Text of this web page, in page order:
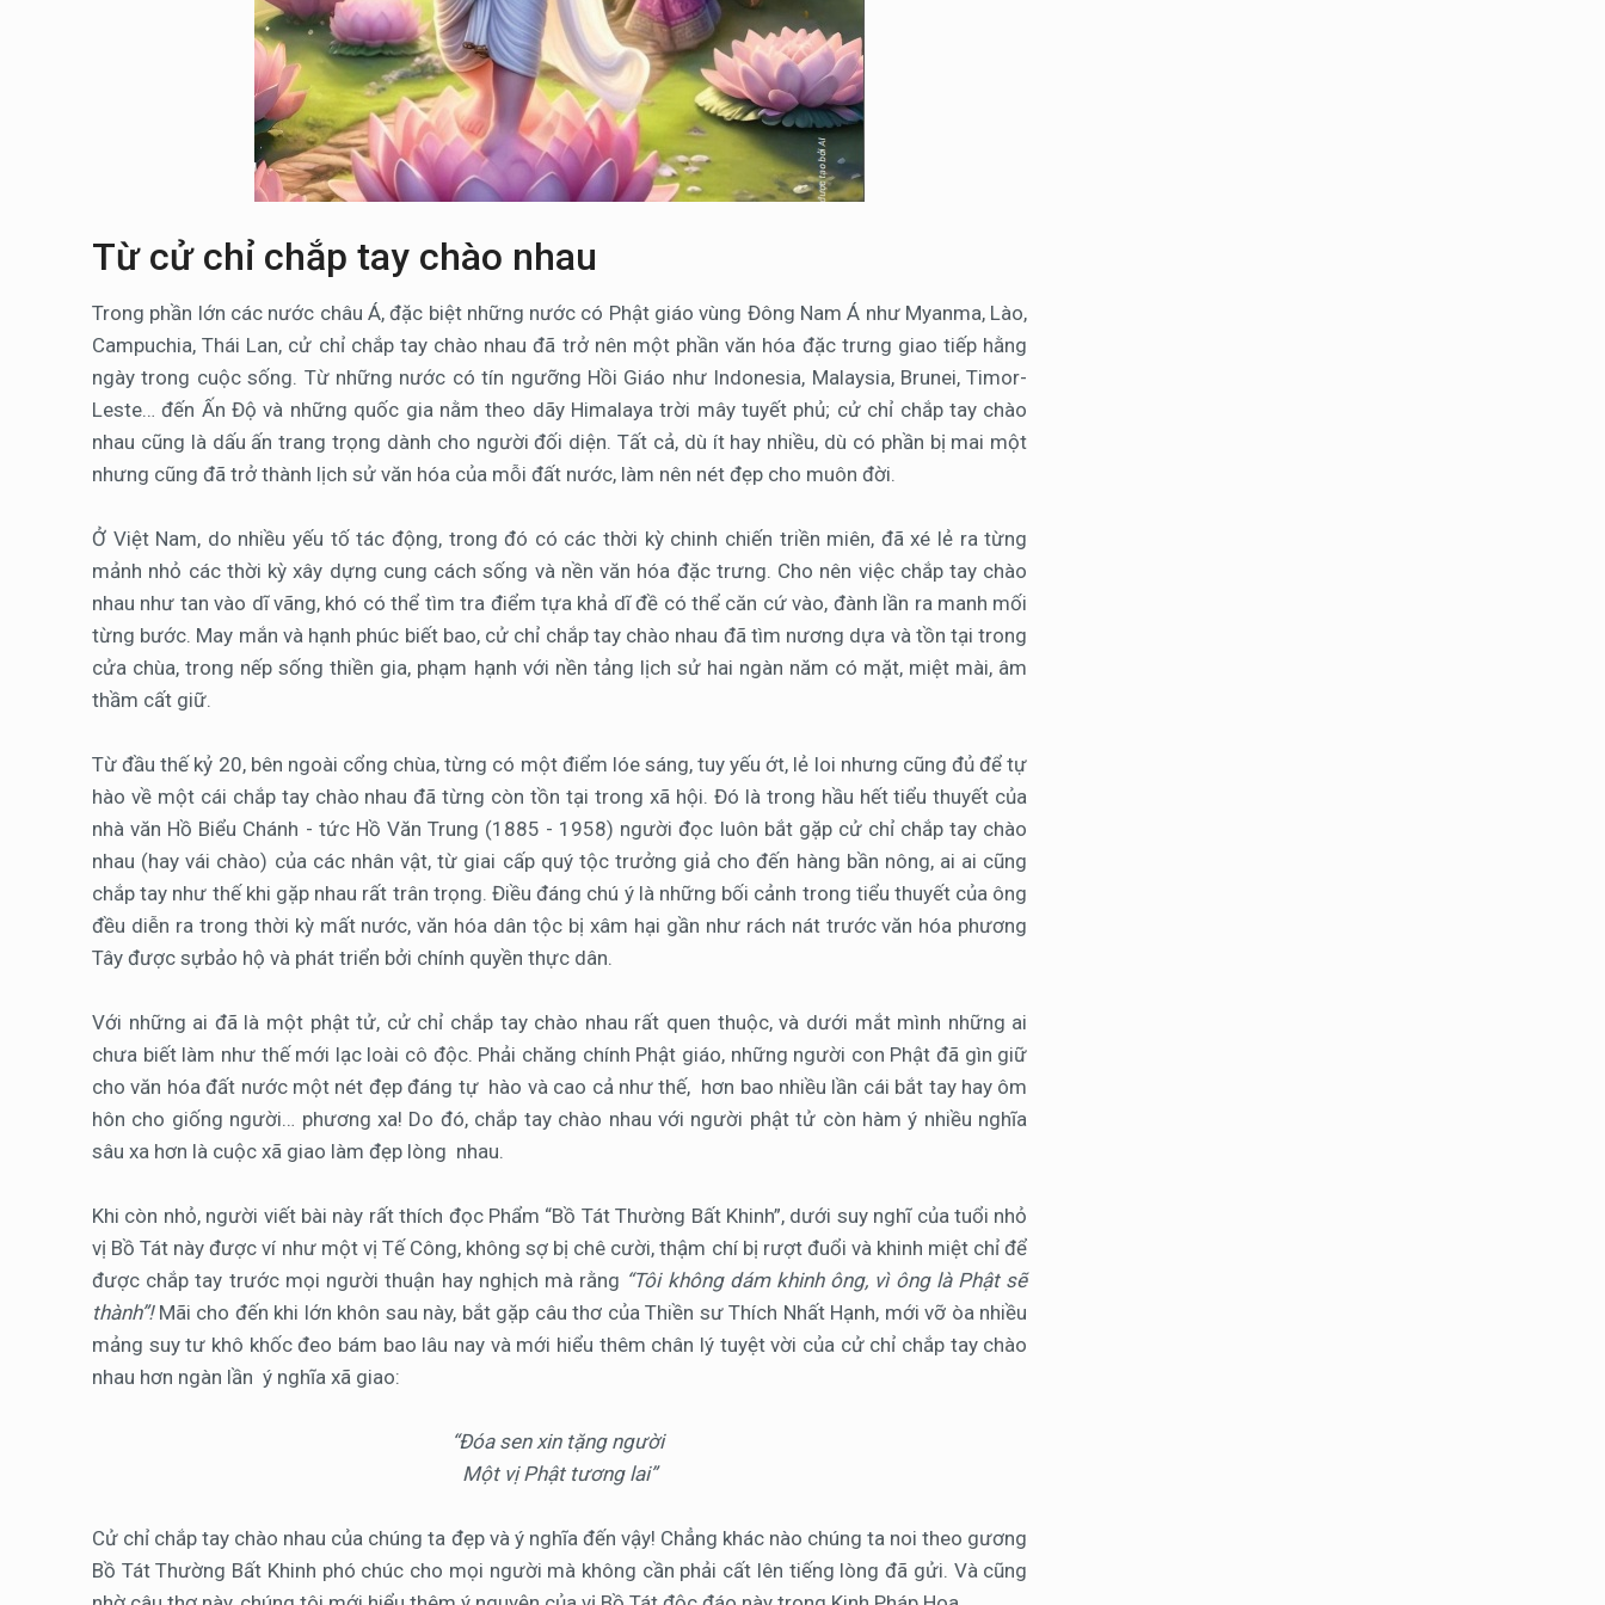
Từ cử chỉ chắp tay chào nhau
Trong phần lớn các nước châu Á, đặc biệt những nước có Phật giáo vùng Đông Nam Á như Myanma, Lào,
Campuchia, Thái Lan, cử chỉ chắp tay chào nhau đã trở nên một phần văn hóa đặc trưng giao tiếp hằng
ngày trong cuộc sống. Từ những nước có tín ngưỡng Hồi Giáo như Indonesia, Malaysia, Brunei, Timor-
Leste… đến Ấn Độ và những quốc gia nằm theo dãy Himalaya trời mây tuyết phủ; cử chỉ chắp tay chào
nhau cũng là dấu ấn trang trọng dành cho người đối diện. Tất cả, dù ít hay nhiều, dù có phần bị mai một
nhưng cũng đã trở thành lịch sử văn hóa của mỗi đất nước, làm nên nét đẹp cho muôn đời.
Ở Việt Nam, do nhiều yếu tố tác động, trong đó có các thời kỳ chinh chiến triền miên, đã xé lẻ ra từng
mảnh nhỏ các thời kỳ xây dựng cung cách sống và nền văn hóa đặc trưng. Cho nên việc chắp tay chào
nhau như tan vào dĩ vãng, khó có thể tìm tra điểm tựa khả dĩ đề có thể căn cứ vào, đành lần ra manh mối
từng bước. May mắn và hạnh phúc biết bao, cử chỉ chắp tay chào nhau đã tìm nương dựa và tồn tại trong
cửa chùa, trong nếp sống thiền gia, phạm hạnh với nền tảng lịch sử hai ngàn năm có mặt, miệt mài, âm
thầm cất giữ.
Từ đầu thế kỷ 20, bên ngoài cổng chùa, từng có một điểm lóe sáng, tuy yếu ớt, lẻ loi nhưng cũng đủ để tự
hào về một cái chắp tay chào nhau đã từng còn tồn tại trong xã hội. Đó là trong hầu hết tiểu thuyết của
nhà văn Hồ Biểu Chánh - tức Hồ Văn Trung (1885 - 1958) người đọc luôn bắt gặp cử chỉ chắp tay chào
nhau (hay vái chào) của các nhân vật, từ giai cấp quý tộc trưởng giả cho đến hàng bần nông, ai ai cũng
chắp tay như thế khi gặp nhau rất trân trọng. Điều đáng chú ý là những bối cảnh trong tiểu thuyết của ông
đều diễn ra trong thời kỳ mất nước, văn hóa dân tộc bị xâm hại gần như rách nát trước văn hóa phương
Tây được sựbảo hộ và phát triển bởi chính quyền thực dân.
Với những ai đã là một phật tử, cử chỉ chắp tay chào nhau rất quen thuộc, và dưới mắt mình những ai
chưa biết làm như thế mới lạc loài cô độc. Phải chăng chính Phật giáo, những người con Phật đã gìn giữ
cho văn hóa đất nước một nét đẹp đáng tự hào và cao cả như thế, hơn bao nhiều lần cái bắt tay hay ôm
hôn cho giống người… phương xa! Do đó, chắp tay chào nhau với người phật tử còn hàm ý nhiều nghĩa
sâu xa hơn là cuộc xã giao làm đẹp lòng nhau.
Khi còn nhỏ, người viết bài này rất thích đọc Phẩm “Bồ Tát Thường Bất Khinh”, dưới suy nghĩ của tuổi nhỏ
vị Bồ Tát này được ví như một vị Tế Công, không sợ bị chê cười, thậm chí bị rượt đuổi và khinh miệt chỉ để
được chắp tay trước mọi người thuận hay nghịch mà rằng “Tôi không dám khinh ông, vì ông là Phật sẽ
thành”!Mãi cho đến khi lớn khôn sau này, bắt gặp câu thơ của Thiền sư Thích Nhất Hạnh, mới vỡ òa nhiều
mảng suy tư khô khốc đeo bám bao lâu nay và mới hiểu thêm chân lý tuyệt vời của cử chỉ chắp tay chào
nhau hơn ngàn lần ý nghĩa xã giao:
“Đóa sen xin tặng người
Một vị Phật tương lai”
Cử chỉ chắp tay chào nhau của chúng ta đẹp và ý nghĩa đến vậy! Chẳng khác nào chúng ta noi theo gương
Bồ Tát Thường Bất Khinh phó chúc cho mọi người mà không cần phải cất lên tiếng lòng đã gửi. Và cũng